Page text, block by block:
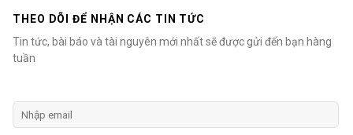
THEO DÕI ĐỂ NHẬN CÁC TIN TỨC
Tin tức, bài báo và tài nguyên mới nhất sẽ được gửi đến bạn hàng
tuần